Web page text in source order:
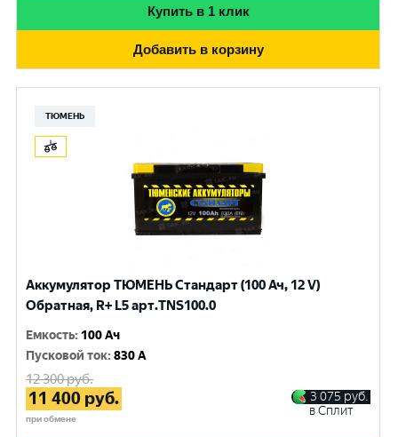
Купить в 1 клик
Добавить в корзину
ТЮМЕНЬ
Аккумулятор ТЮМЕНЬ Стандарт (100 Ач, 12 V)
Обратная, R+ L5 арт.TNS100.0
Емкость: 100 Ач
Пусковой ток:830 A
12 300руб.
11 400 руб.
при обмене
3 075 руб.
в Сплит